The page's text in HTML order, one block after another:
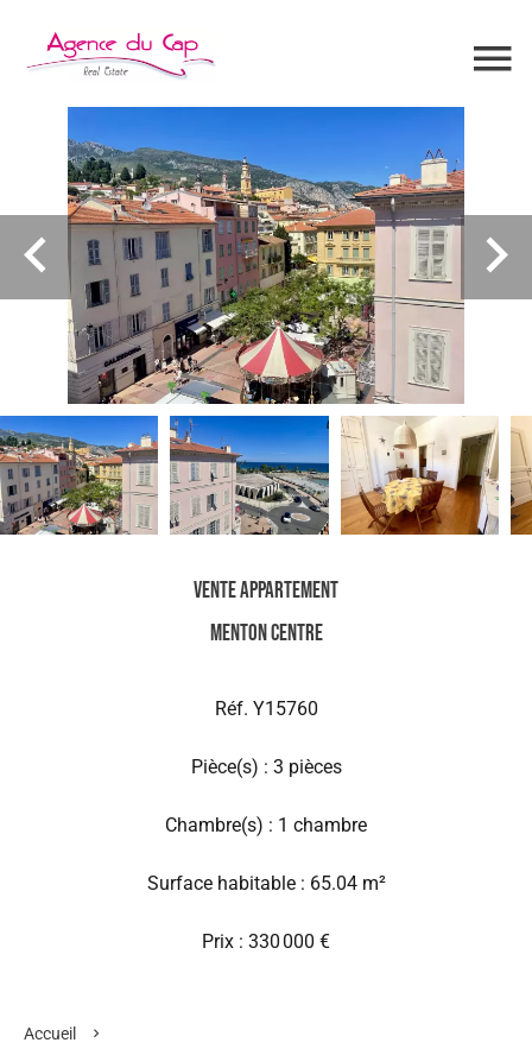
Vente Appartement
Menton Centre
Réf. Y15760
Pièce(s) : 3 pièces
Chambre(s) : 1 chambre
Surface habitable : 65.04 m²
Prix : 330 000 €
Accueil